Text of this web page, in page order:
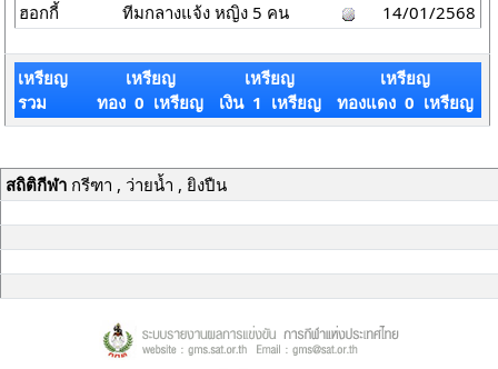
ฮอกกี้ ทีมกลางแจ้ง หญิง 5 คน 14/01/2568
เหรียญ
รวม
เหรียญ
ทอง 0 เหรียญ
เหรียญ
เงิน 1 เหรียญ
เหรียญ
ทองแดง 0 เหรียญ
สถิติกีฬากรีฑา , ว่ายน้ำ , ยิงปืน